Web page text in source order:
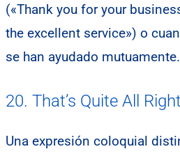
(«Thank you for your
the excellent service») o
se han ayudado mutuamente.
20. That’s Quite All Right
Una expresión coloquial